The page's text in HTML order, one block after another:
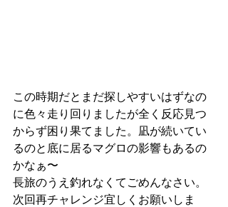
この時期だとまだ探しやすいはずなの
に色々走り回りましたが全く反応見つ
からず困り果てました。凪が続いてい
るのと底に居るマグロの影響もあるの
かなぁ〜
長旅のうえ釣れなくてごめんなさい。
次回再チャレンジ宜しくお願いしま